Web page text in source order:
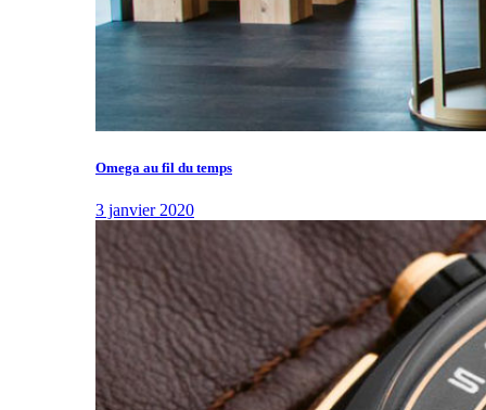
Omega au fil du temps
3 janvier 2020